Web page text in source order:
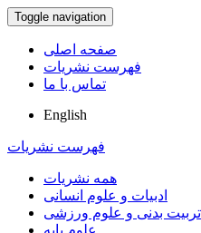
Toggle navigation
صفحه اصلی
فهرست نشریات
تماس با ما
English
فهرست نشریات
همه نشریات
ادبیات و علوم انسانی
تربیت بدنی و علوم ورزشی
علوم پایه